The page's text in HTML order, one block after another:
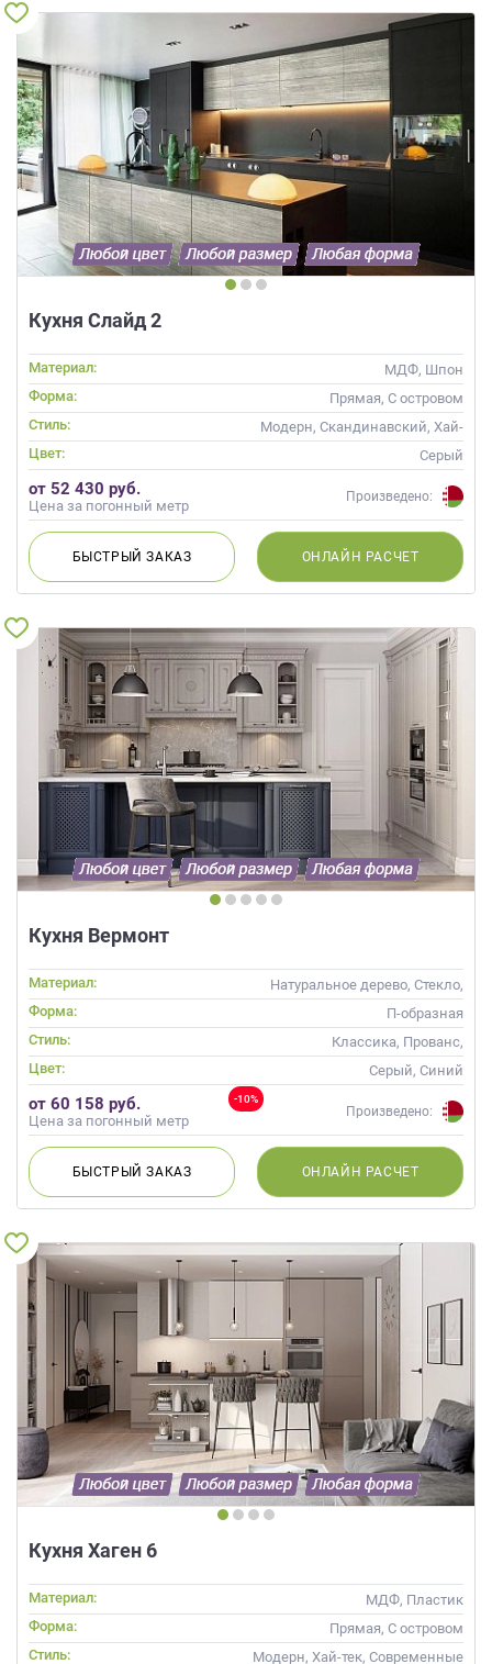
Кухня Слайд 2
Материал:
МДФ, Шпон
Форма:
Прямая, С островом
Стиль:
Модерн, Скандинавский, Хай-
тек, Современные
Цвет: Серый
от 52 430 руб.
Цена за погонный метр
Произведено:
БЫСТРЫЙЗАКАЗ ОНЛАЙН РАСЧЕТ
Кухня Вермонт
Материал:
Натуральное дерево, Стекло,
Массив
Форма:
П-образная
Стиль:
Классика, Прованс,
Скандинавский, Неоклассика
Цвет: Серый, Синий
-10%
от 60 158 руб.
Цена за погонный метр
Произведено:
БЫСТРЫЙЗАКАЗ ОНЛАЙН РАСЧЕТ
Кухня Хаген 6
Материал:
МДФ, Пластик
Форма:
Прямая, С островом
Стиль:
Модерн, Хай-тек, Современные